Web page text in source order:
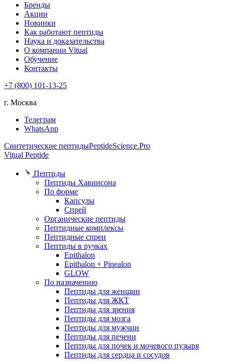
Бренды
Акции
Новинки
Как работают пептиды
Наука и доказательства
О компании Vitual
Обучение
Контакты
+7 (800) 101-13-25
г. Москва
Телеграм
WhatsApp
Синтетические пептидыPeptideScience.Pro
Vitual Peptide
Пептиды
Пептиды Хавинсона
По форме
Капсулы
Спрей
Органические пептиды
Пептидные комплексы
Пептидные спреи
Пептиды в ручках
Epithalon
Epithalon + Pinealon
GLOW
По назначению
Пептиды для женщин
Пептиды для ЖКТ
Пептиды для зрения
Пептиды для мозга
Пептиды для мужчин
Пептиды для печени
Пептиды для почек и мочевого пузыря
Пептиды для сердца и сосудов